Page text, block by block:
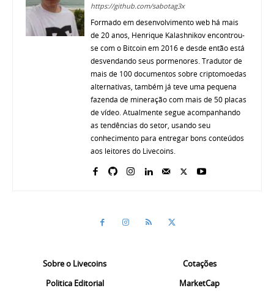
https://github.com/sabotag3x
Formado em desenvolvimento web há mais
de 20 anos, Henrique Kalashnikov encontrou-
se com o Bitcoin em 2016 e desde então está
desvendando seus pormenores. Tradutor de
mais de 100 documentos sobre criptomoedas
alternativas, também já teve uma pequena
fazenda de mineração com mais de 50 placas
de vídeo. Atualmente segue acompanhando
as tendências do setor, usando seu
conhecimento para entregar bons conteúdos
aos leitores do Livecoins.
Sobre o Livecoins
Politica Editorial
Cotações
MarketCap